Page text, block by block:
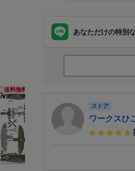
送料無料
あなただけの特別
ストア
ワークスひ